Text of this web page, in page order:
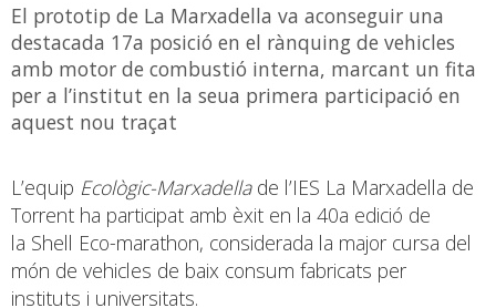
El prototip de La Marxadella va aconseguir una
destacada 17a posició en el rànquing de vehicles
amb motor de combustió interna, marcant un fita
per a l’institut en la seua primera participació en
aquest nou traçat
L’equip Ecològic-Marxadellade l’IES La Marxadella de
Torrent ha participat amb èxit en la 40a edició de
la Shell Eco-marathon, considerada la major cursa del
món de vehicles de baix consum fabricats per
instituts i universitats.